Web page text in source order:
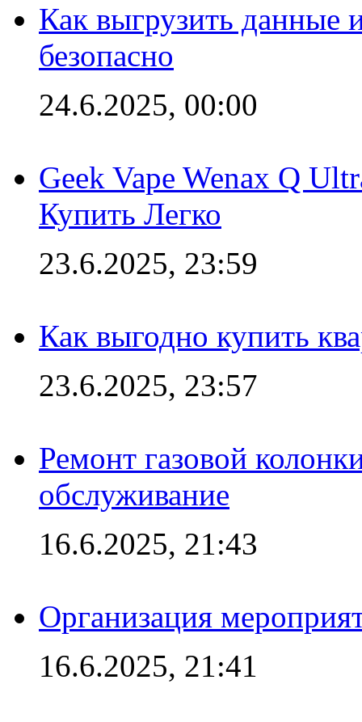
Как выгрузить данные
безопасно
24.6.2025, 00:00
Geek Vape Wenax Q
Купить Легко
23.6.2025, 23:59
Как выгодно купить
23.6.2025, 23:57
Ремонт газовой
обслуживание
16.6.2025, 21:43
Организация
16.6.2025, 21:41